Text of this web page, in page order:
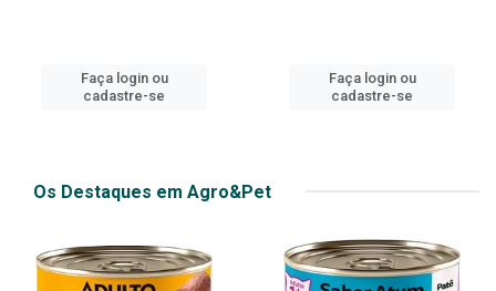
Faça login ou
cadastre-se
Faça login ou
cadastre-se
Os Destaques em Agro&Pet